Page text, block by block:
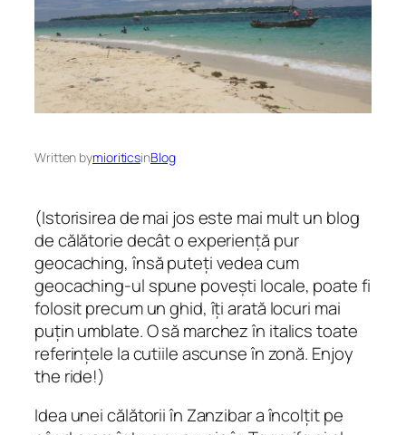
Written bymioriticsinBlog
(Istorisirea de mai jos este mai mult un blog
de călătorie decât o experiență pur
geocaching, însă puteți vedea cum
geocaching-ul spune povești locale, poate fi
folosit precum un ghid, îți arată locuri mai
puțin umblate. O să marchez în italics toate
referințele la cutiile ascunse în zonă. Enjoy
the ride!)
Idea unei călătorii în Zanzibar a încolțit pe